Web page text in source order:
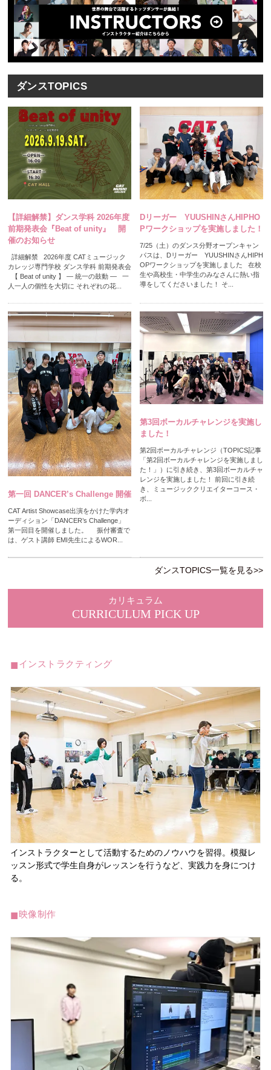
人材発掘担当の方へ
卒業生の方へ
ダンスTOPICS
【詳細解禁】ダンス学科 2026年度
前期発表会『Beat of unity』 開
催のお知らせ
詳細解禁 2026年度 CATミュージック
カレッジ専門学校 ダンス学科 前期発表会
【 Beat of unity 】 ― 統一の鼓動 ― 一
人一人の個性を大切に それぞれの花...
Dリーガー YUUSHINさんHIPHO
Pワークショップを実施しました！
7/25（土）のダンス分野オープンキャン
パスは、Dリーガー YUUSHINさんHIPH
OPワークショップを実施しました 在校
生や高校生・中学生のみなさんに熱い指
導をしてくださいました！ そ...
第一回 DANCER’s Challenge 開催
CAT Artist Showcase出演をかけた学内オ
ーディション「DANCER’s Challenge」
第一回目を開催しました。 振付審査で
は、ゲスト講師 EMI先生によるWOR...
第3回ボーカルチャレンジを実施し
ました！
第2回ボーカルチャレンジ（TOPICS記事
「第2回ボーカルチャレンジを実施しまし
た！」）に引き続き、第3回ボーカルチャ
レンジを実施しました！ 前回に引き続
き、ミュージッククリエイターコース・
ボ...
ダンスTOPICS一覧を見る>>
カリキュラム
CURRICULUM PICK UP
インストラクティング
インストラクターとして活動するためのノウハウを習得。模擬レ
ッスン形式で学生自身がレッスンを行うなど、実践力を身につけ
る。
映像制作